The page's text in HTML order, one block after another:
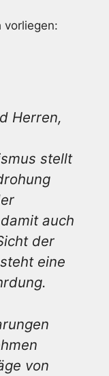
vorliegen:
Herren,
stellt
auch
der
eine
von